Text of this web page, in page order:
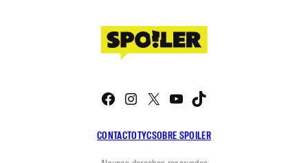
CONTACTOTYCSOBRE SPOILER
Facebook
Instagram
X YouTube